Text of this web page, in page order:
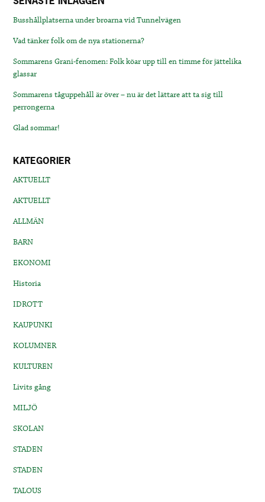
Busshållplatserna under broarna vid Tunnelvägen
Vad tänker folk om de nya stationerna?
Sommarens Grani-fenomen: Folk köar upp till en timme för jättelika
glassar
Sommarens tåguppehåll är över – nu är det lättare att ta sig till
perrongerna
Glad sommar!
KATEGORIER
AKTUELLT
AKTUELLT
ALLMÄN
BARN
EKONOMI
Historia
IDROTT
KAUPUNKI
KOLUMNER
KULTUREN
Livits gång
MILJÖ
SKOLAN
STADEN
STADEN
TALOUS